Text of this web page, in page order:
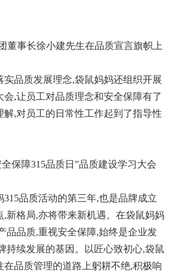
董事长徐小建先生在品质宣言旗帜上
实品质发展理念,袋鼠妈妈还组织开展
会,让员工对品质理念和安全保障有了
解,对员工的日常性工作起到了指导性
保障315品质日”品质建设学习大会
315品质活动的第三年,也是品牌成立
,新格局,亦将带来新机遇。在袋鼠妈妈
品品质,重视安全保障,始终是企业发
持续发展的基因。以匠心致初心,袋鼠
在品质管理的道路上躬耕不绝,积极响